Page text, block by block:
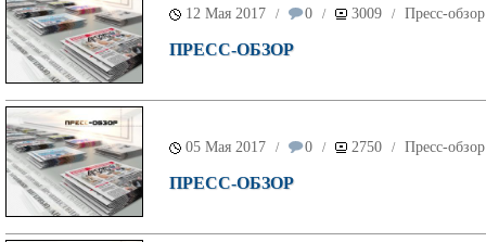
12 Мая 2017 / 0 / 3009 / Пресс-обзор
ПРЕСС-ОБЗОР
05 Мая 2017 / 0 / 2750 / Пресс-обзор
ПРЕСС-ОБЗОР